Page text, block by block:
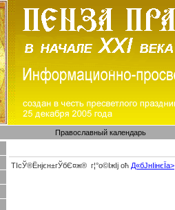
Православный календарь
ТІсЎ®Ёнјєн±­гЎ­бЄ¤ж® г¦°о©ІжІј оћ Д«бЈ­нІінєЇa>